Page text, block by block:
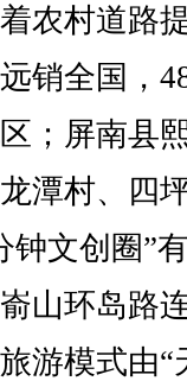
农村道路
销全国，
；屏南县
潭村、四
钟文创圈”
山环岛路
游模式由“